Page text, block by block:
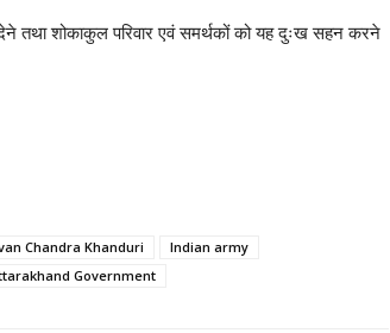
तथा शोकाकुल परिवार एवं समर्थकों को यह दुःख सहन करने
Chandra Khanduri
Indian army
Government